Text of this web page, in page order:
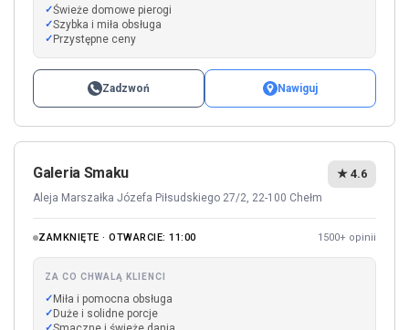
Świeże domowe pierogi
Szybka i miła obsługa
Przystępne ceny
Zadzwoń Nawiguj
Galeria Smaku
Aleja Marszałka Józefa Piłsudskiego 27/2, 22-100 Chełm
★ 4.6
ZAMKNIĘTE · OTWARCIE: 11:00 1500+ opinii
ZA CO CHWALĄ KLIENCI
Miła i pomocna obsługa
Duże i solidne porcje